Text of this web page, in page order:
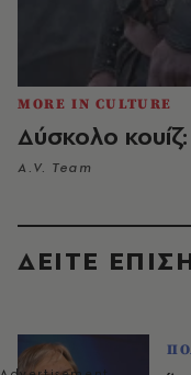
MORE IN CULTURE
Δύσκολο
A.V. Team
ΔΕΙΤΕ